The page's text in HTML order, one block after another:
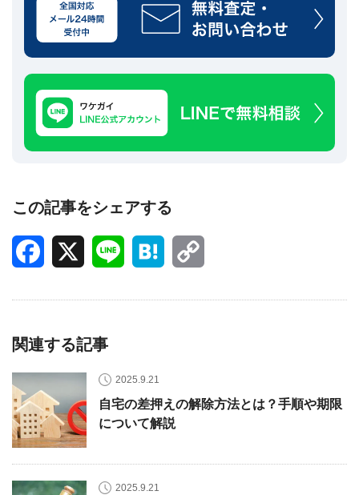
この記事をシェアする
Facebook
X Line Hatena
関連する記事
2025.9.21
自宅の差押えの解除方法とは？手順や期限
について解説
2025.9.21